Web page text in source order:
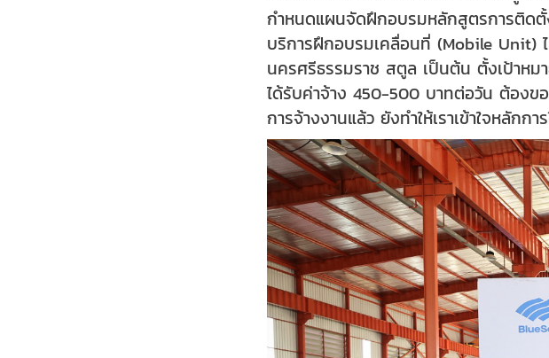
กำหนดแผนจัดฝึกอบรมหลักสูตรการติดตั้
บริการฝึกอบรมเคลื่อนที่ (Mobile Unit)
นครศรีธรรมราช สตูล เป็นต้น ตั้งเป้าหม
ได้รับค่าจ้าง 450-500 บาทต่อวัน ต้อง
การจ้างงานแล้ว ยังทำให้เราเข้าใจหลั